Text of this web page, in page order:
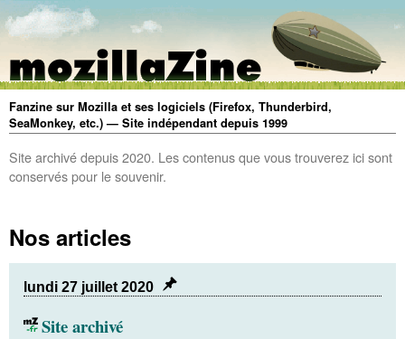
Fanzine sur Mozilla et ses logiciels (Firefox, Thunderbird,
SeaMonkey, etc.) — Site indépendant depuis 1999
Site archivé depuis 2020. Les contenus que vous trouverez ici sont
conservés pour le souvenir.
Nos articles
lundi 27 juillet 2020
Site archivé